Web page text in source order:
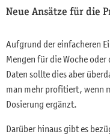
Neue Ansätze für die
Aufgrund der einfacheren
Mengen für die Woche
Daten sollte dies aber
man mehr profitiert, wenn
Dosierung ergänzt.
Darüber hinaus gibt es